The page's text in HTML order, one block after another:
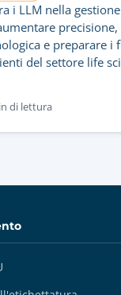
i LLM nella
e preparare i
del settore life
di lettura